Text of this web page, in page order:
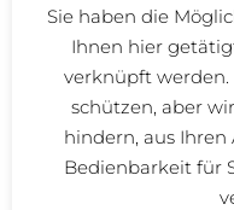
Marktplatz 1
88239 Wangen
Landkreis Ravensburg
Eigenbetrieb IKP
Am Engelberg 33b
88239 Wangen im Allgäu
Sie haben die
Ihnen hier
verknüpft werden.
schützen, aber
hindern, aus
Bedienbarkeit für